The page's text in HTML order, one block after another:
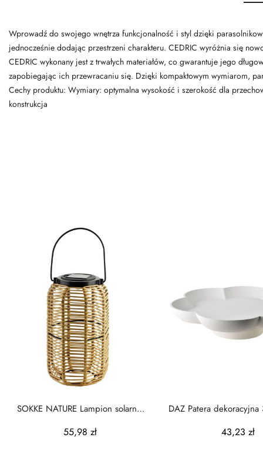
Wprowadź do swojego wnętrza funkcjonalność i styl dzięki
jednocześnie dodając przestrzeni charakteru. CEDRIC wyróżnia się
CEDRIC wykonany jest z trwałych materiałów, co gwarantuje jego
zapobiegając ich przewracaniu się. Dzięki kompaktowym wymiarom,
Cechy produktu: Wymiary: optymalna wysokość i szerokość dla
konstrukcja
SOKKE NATURE Lampion solarny
55,98 zł
DAZ Patera dekoracyjna
43,23 zł